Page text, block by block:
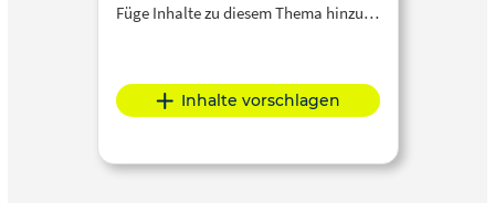
Füge Inhalte zu diesem Thema hinzu…
Inhalte vorschlagen